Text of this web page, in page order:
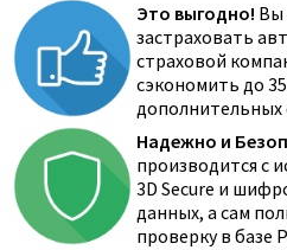
Это выгодно! Вы
застраховать
страховой
сэкономить до
дополнительных
Надежно и
производится с
3D Secure и
данных, а сам
проверку в базе